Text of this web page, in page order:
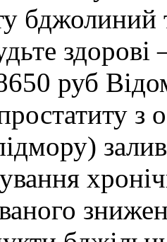
бджолиний
здорові
руб
з